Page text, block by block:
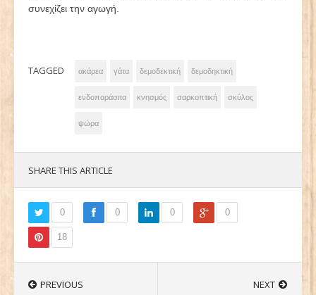
συνεχίζει την αγωγή.
TAGGED ακάρεα γάτα δεμοδεκτική δεμοδηκτική
ενδοπαράσιτα κνησμός σαρκοπτική σκύλος
ψώρα
SHARE THIS ARTICLE
0 0 0 0
18
PREVIOUS NEXT